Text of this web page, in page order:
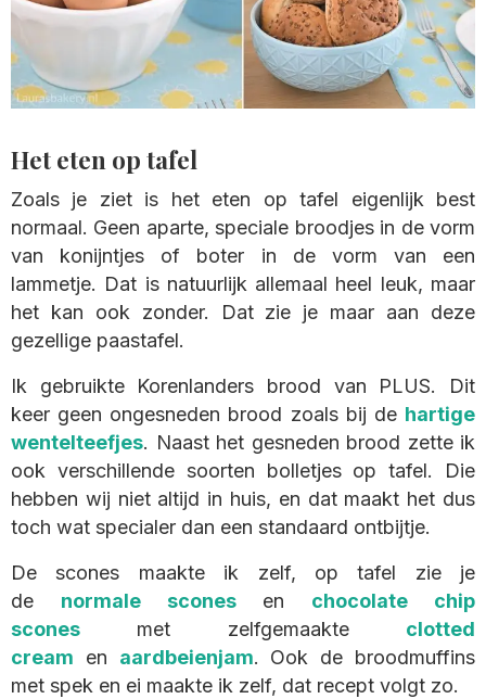
Het eten op tafel
Zoals je ziet is het eten op tafel eigenlijk best
normaal. Geen aparte, speciale broodjes in de vorm
van konijntjes of boter in de vorm van een
lammetje. Dat is natuurlijk allemaal heel leuk, maar
het kan ook zonder. Dat zie je maar aan deze
gezellige paastafel.
Ik gebruikte Korenlanders brood van PLUS. Dit
keer geen ongesneden brood zoals bij de hartige
wentelteefjes. Naast het gesneden brood zette ik
ook verschillende soorten bolletjes op tafel. Die
hebben wij niet altijd in huis, en dat maakt het dus
toch wat specialer dan een standaard ontbijtje.
De scones maakte ik zelf, op tafel zie je
de normale sconesen chocolate chip
scones met zelfgemaakte clotted
cream en aardbeienjam. Ook de broodmuffins
met spek en ei maakte ik zelf, dat recept volgt zo.